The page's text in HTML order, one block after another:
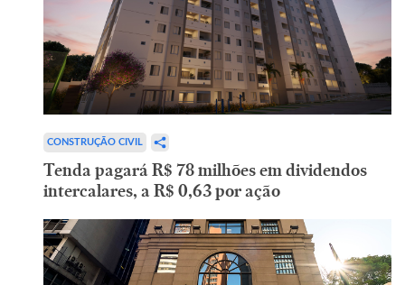
CONSTRUÇÃO CIVIL
Tenda pagará R$ 78 milhões em dividendos
intercalares, a R$ 0,63 por ação